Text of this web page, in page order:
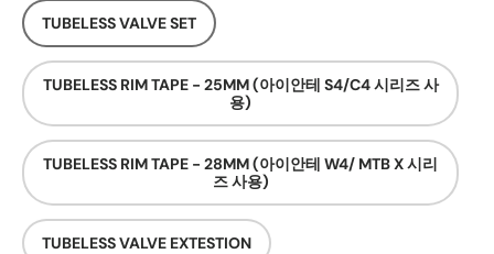
TUBELESS VALVE SET
TUBELESS RIM TAPE - 25MM (아이안테 S4/C4 시리즈 사
용)
TUBELESS RIM TAPE - 28MM (아이안테 W4/ MTB X 시리
즈 사용)
TUBELESS VALVE EXTESTION